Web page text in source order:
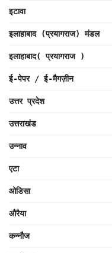
इटावा
इलाहाबाद (प्रयागराज) मंडल
इलाहाबाद( प्रयागराज )
ई-पेपर / ई-मैगज़ीन
उत्तर प्रदेश
उत्तराखंड
उन्नाव
एटा
ओडिसा
औरैया
कन्नौज